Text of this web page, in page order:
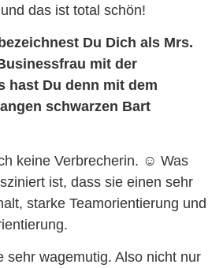
das ist total schön!
Du Dich als Mrs.
mit der
hast Du denn mit dem
schwarzen Bart
keine Verbrecherin. ☺ Was
ist, dass sie einen sehr
starke Teamorientierung und
sehr wagemutig. Also nicht nur